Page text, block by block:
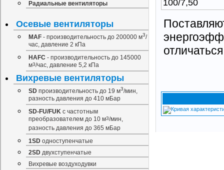
100/7,50
Радиальные вентиляторы
Осевые вентиляторы
MAF - производительность до 200000 м3/
час, давление 2 кПа
НAFС - производительность до 145000
м3/час, давление 5,2 кПа
Вихревые вентиляторы
SD производительность до 19 м3/мин,
разность давления до 410 мБар
SD-FU/FUK с частотным
преобразователем до 10 м3/мин,
разность давления до 365 мБар
1SD одноступенчатые
2SD двухступенчатые
Вихревые воздуходувки